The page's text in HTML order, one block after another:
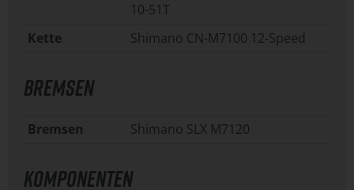
10-51T
Kette
Shimano CN-M7100 12-Speed
BREMSEN
Bremsen Shimano SLX M7120
KOMPONENTEN